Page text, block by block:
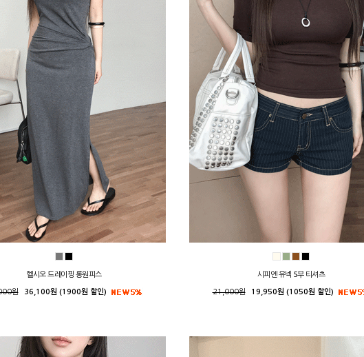
헬시오 드레이핑 롱원피스
원 36,100원 (1900원 할인)
시피엔 유넥 5부 티셔츠
21,000원 19,950원 (1050원 할인)